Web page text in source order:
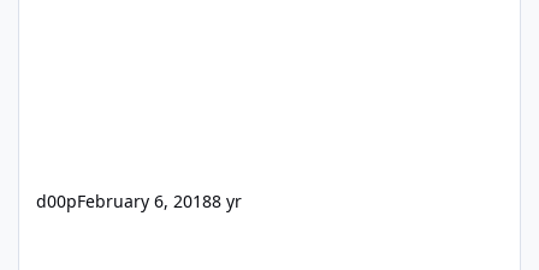
d00pFebruary 6, 20188 yr